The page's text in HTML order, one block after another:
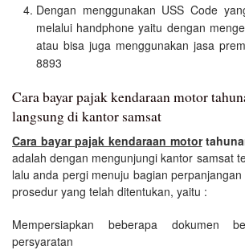
Dengan menggunakan USS Code
melalui handphone yaitu dengan
atau bisa juga menggunakan jasa
8893
Cara bayar pajak kendaraan motor
langsung di kantor samsat
Cara bayar pajak kendaraan motor
adalah dengan mengunjungi kantor samsat
lalu anda pergi menuju bagian
prosedur yang telah ditentukan, yaitu :
Mempersiapkan beberapa dokumen
persyaratan